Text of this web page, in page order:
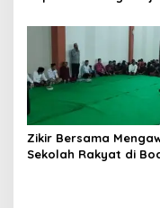
Zikir Bersama
Sekolah Rakyat di